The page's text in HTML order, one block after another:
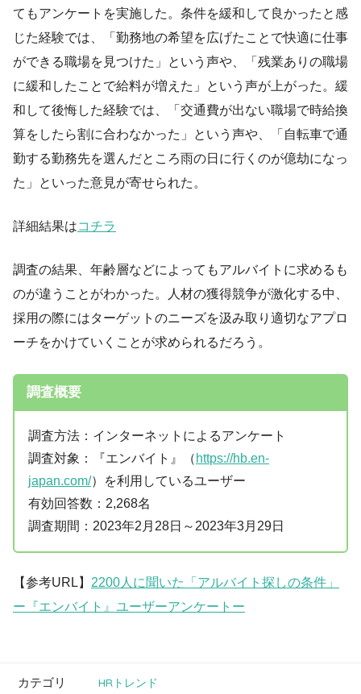
てもアンケートを実施した。条件を緩和して良かったと感
じた経験では、「勤務地の希望を広げたことで快適に仕事
ができる職場を見つけた」という声や、「残業ありの職場
に緩和したことで給料が増えた」という声が上がった。緩
和して後悔した経験では、「交通費が出ない職場で時給換
算をしたら割に合わなかった」という声や、「自転車で通
勤する勤務先を選んだところ雨の日に行くのが億劫になっ
た」といった意見が寄せられた。
詳細結果はコチラ
調査の結果、年齢層などによってもアルバイトに求めるも
のが違うことがわかった。人材の獲得競争が激化する中、
採用の際にはターゲットのニーズを汲み取り適切なアプロ
ーチをかけていくことが求められるだろう。
調査概要
調査方法：インターネットによるアンケート
調査対象：『エンバイト』（ https://hb.en-
japan.com/）を利用しているユーザー
有効回答数：2,268名
調査期間：2023年2月28日～2023年3月29日
【参考URL】 2200人に聞いた「アルバイト探しの条件」
ー『エンバイト』ユーザーアンケートー
カテゴリ HRトレンド